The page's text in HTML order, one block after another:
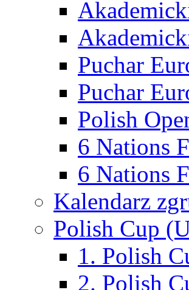
Puchar
Puchar
Polish
6 Nations
6 Nations
Kalendarz
Polish Cup
1. Polish
2. Polish